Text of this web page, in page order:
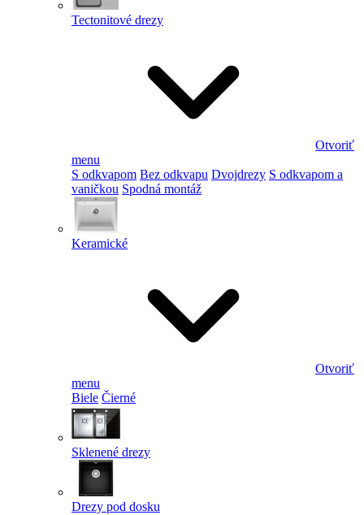
Tectonitové drezy
Otvoriť
menu
S odkvapom Bez odkvapu Dvojdrezy S odkvapom a
vaničkou Spodná montáž
Keramické
Otvoriť
menu
Biele Čierné
Sklenené drezy
Drezy pod dosku